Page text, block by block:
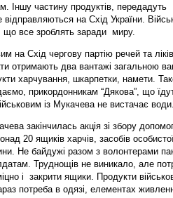
Іншу частину продуктів, передадуть
на Схід України.
що все зроблять заради миру.
на Схід чергову партію речей та
отримають два вантажі загальною
харчування, шкарпетки, намети.
прикордонникам “Дякова”, що
із Мукачева не вистачає
закінчилась акція зі збору
20 ящиків харчів, засобів
Не байдужі разом з волонтерами
Труднощів не виникало, але
і закрити ящики. Продукти
потреба в одязі, елементах